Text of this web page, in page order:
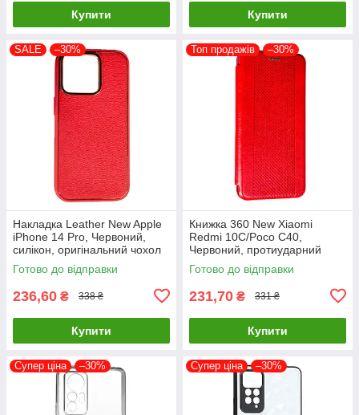
Купити Купити
SALE –30%
Накладка Leather New Apple
iPhone 14 Pro, Червоний,
силікон, оригінальний чохол
Готово до відправки
236,60 ₴ 338 ₴
Купити
Топ продажів –30%
Книжка 360 New Xiaomi
Redmi 10C/Poco C40,
Червоний, протиударний
чохол з екокожі
Готово до відправки
231,70 ₴ 331 ₴
Купити
Супер ціна –30% Супер ціна –30%